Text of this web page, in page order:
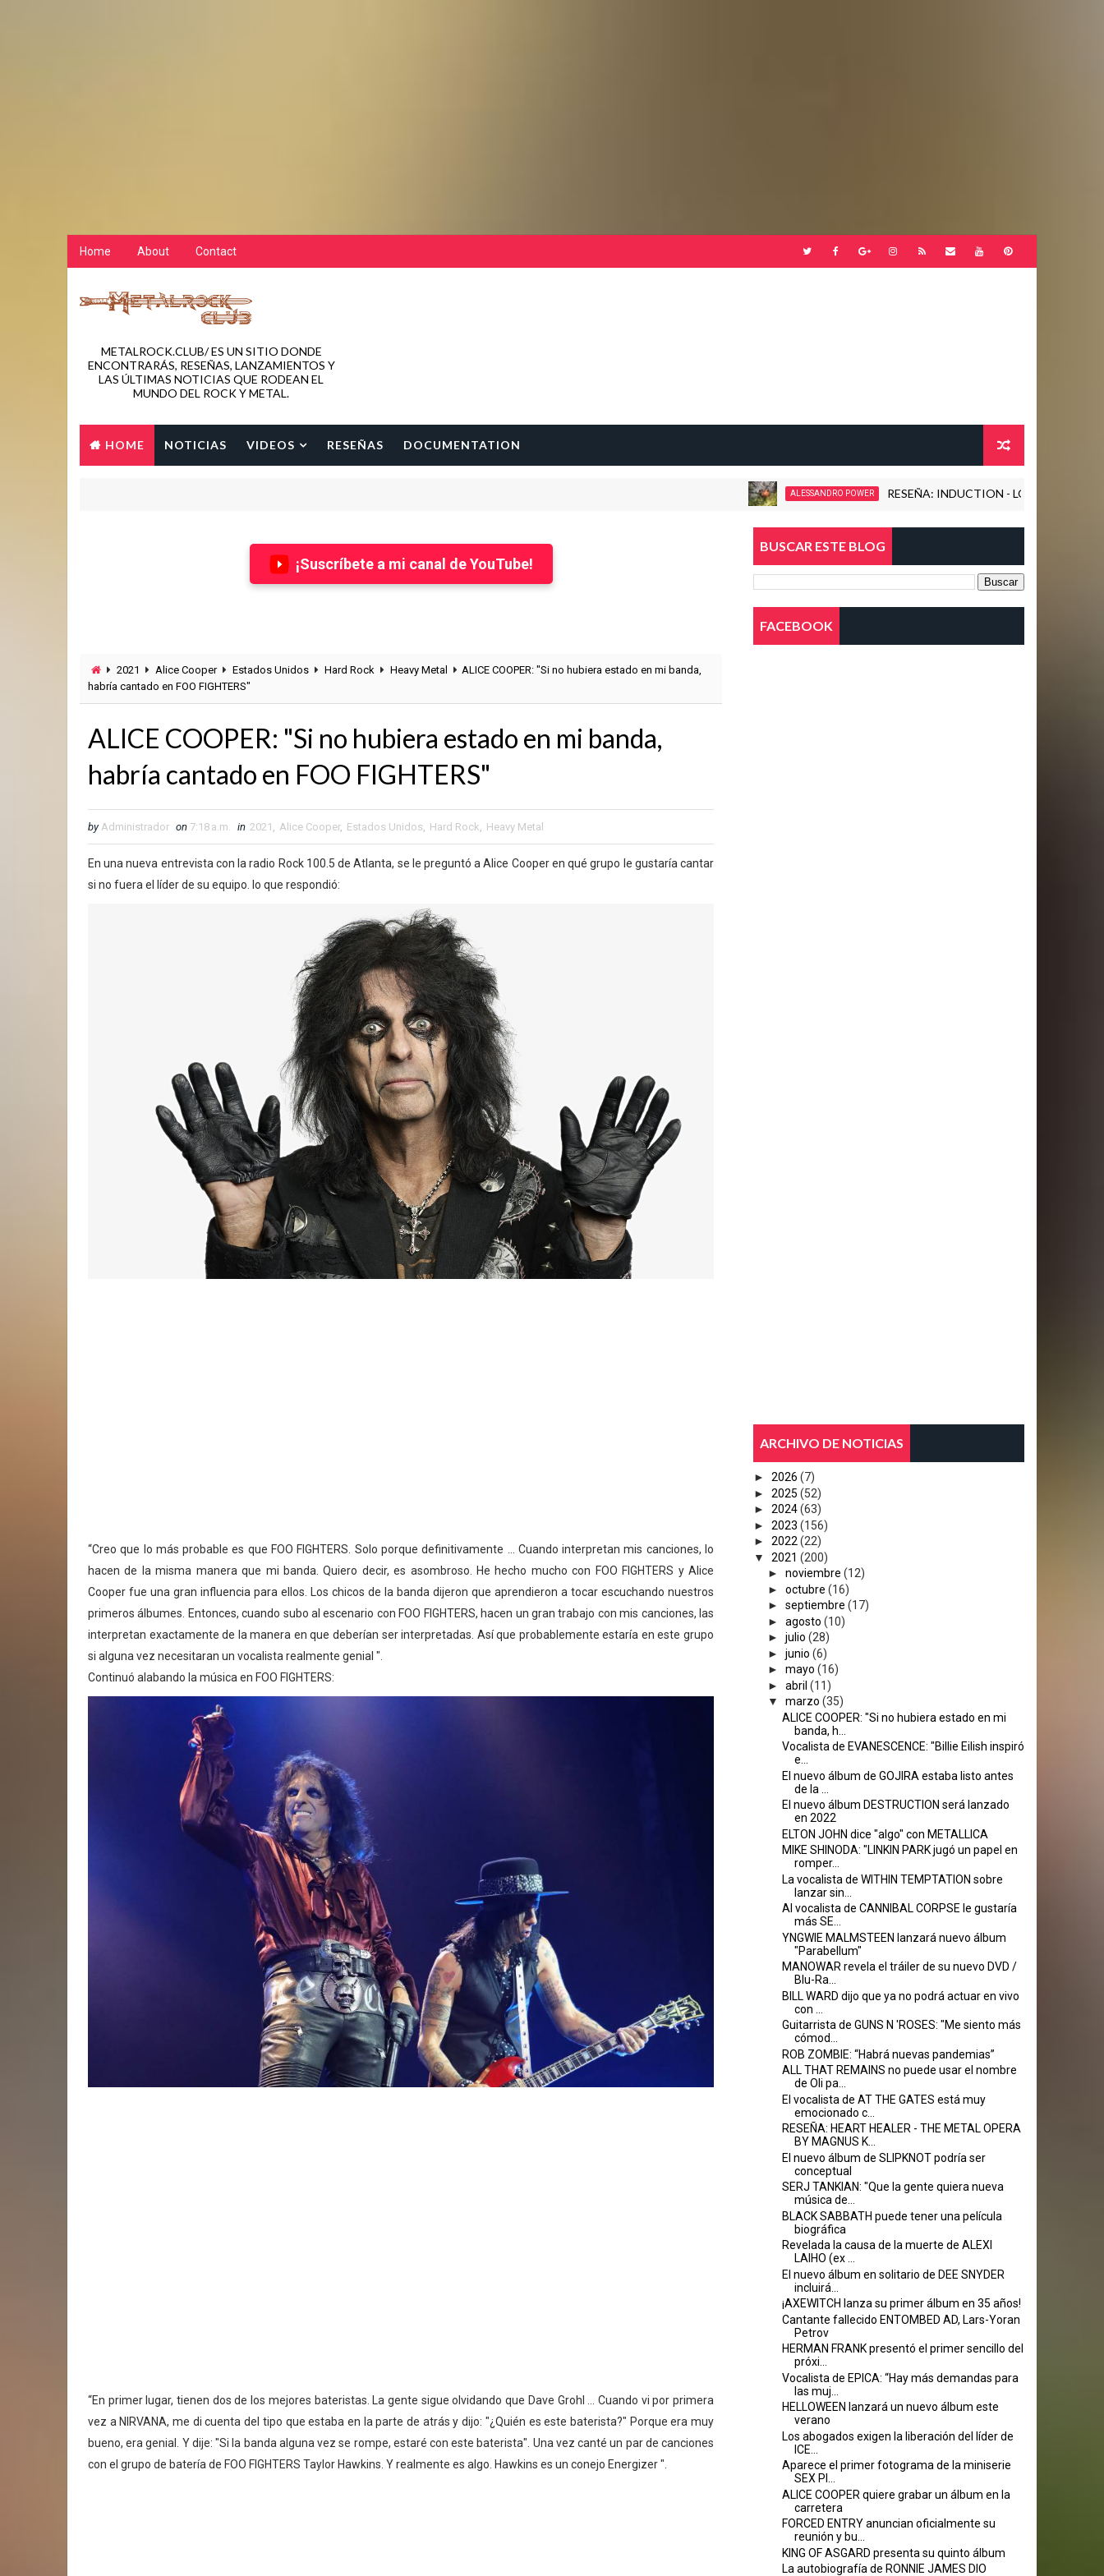
Home About Contact
METALROCK.CLUB/ ES UN SITIO DONDE
ENCONTRARÁS, RESEÑAS, LANZAMIENTOS Y
LAS ÚLTIMAS NOTICIAS QUE RODEAN EL
MUNDO DEL ROCK Y METAL.
HOME NOTICIAS VIDEOS RESEÑAS DOCUMENTATION
ALESSANDRO POWER RESEÑA: INDUCTION - LOVE KILLS! (2026)
¡Suscríbete a mi canal de YouTube!
2021 Alice Cooper Estados Unidos Hard Rock Heavy Metal
ALICE COOPER: "Si no hubiera estado en mi banda,
habría cantado en FOO FIGHTERS"
ALICE COOPER: "Si no hubiera estado en mi banda,
habría cantado en FOO FIGHTERS"
by Administrador on 7:18 a.m. in 2021 , Alice Cooper, Estados Unidos, Hard Rock, Heavy Metal
En una nueva entrevista con la radio Rock 100.5 de Atlanta, se le preguntó a Alice Cooper en qué grupo le gustaría cantar
si no fuera el líder de su equipo. lo que respondió:
“Creo que lo más probable es que FOO FIGHTERS. Solo porque definitivamente ... Cuando interpretan mis canciones, lo
hacen de la misma manera que mi banda. Quiero decir, es asombroso. He hecho mucho con FOO FIGHTERS y Alice
Cooper fue una gran influencia para ellos. Los chicos de la banda dijeron que aprendieron a tocar escuchando nuestros
primeros álbumes. Entonces, cuando subo al escenario con FOO FIGHTERS, hacen un gran trabajo con mis canciones, las
interpretan exactamente de la manera en que deberían ser interpretadas. Así que probablemente estaría en este grupo
si alguna vez necesitaran un vocalista realmente genial ".
Continuó alabando la música en FOO FIGHTERS:
“En primer lugar, tienen dos de los mejores bateristas. La gente sigue olvidando que Dave Grohl ... Cuando vi por primera
vez a NIRVANA, me di cuenta del tipo que estaba en la parte de atrás y dijo: "¿Quién es este baterista?" Porque era muy
bueno, era genial. Y dije: "Si la banda alguna vez se rompe, estaré con este baterista". Una vez canté un par de canciones
con el grupo de batería de FOO FIGHTERS Taylor Hawkins. Y realmente es algo. Hawkins es un conejo Energizer ".
BUSCAR ESTE BLOG
FACEBOOK
ARCHIVO DE NOTICIAS
► 2026 (7)
► 2025 (52)
► 2024(63)
► 2023 (156)
► 2022 (22)
▼
2021 (200)
► noviembre (12)
► octubre (16)
► septiembre (17)
► agosto (10)
► julio (28)
► junio (6)
► mayo (16)
► abril (11)
▼
marzo (35)
ALICE COOPER: "Si no hubiera estado en mi
banda, h...
Vocalista de EVANESCENCE: "Billie Eilish inspiró
e...
El nuevo álbum de GOJIRA estaba listo antes
de la ...
El nuevo álbum DESTRUCTION será lanzado
en 2022
ELTON JOHN dice "algo" con METALLICA
MIKE SHINODA: "LINKIN PARK jugó un papel en
romper...
La vocalista de WITHIN TEMPTATION sobre
lanzar sin...
Al vocalista de CANNIBAL CORPSE le gustaría
más SE...
YNGWIE MALMSTEEN lanzará nuevo álbum
"Parabellum"
MANOWAR revela el tráiler de su nuevo DVD /
Blu-Ra...
BILL WARD dijo que ya no podrá actuar en vivo
con ...
Guitarrista de GUNS N 'ROSES: "Me siento más
cómod...
ROB ZOMBIE: “Habrá nuevas pandemias”
ALL THAT REMAINS no puede usar el nombre
de Oli pa...
El vocalista de AT THE GATES está muy
emocionado c...
RESEÑA: HEART HEALER - THE METAL OPERA
BY MAGNUS K...
El nuevo álbum de SLIPKNOT podría ser
conceptual
SERJ TANKIAN: "Que la gente quiera nueva
música de...
BLACK SABBATH puede tener una película
biográfica
Revelada la causa de la muerte de ALEXI
LAIHO (ex ...
El nuevo álbum en solitario de DEE SNYDER
incluirá...
¡AXEWITCH lanza su primer álbum en 35 años!
Cantante fallecido ENTOMBED AD, Lars-Yoran
Petrov
HERMAN FRANK presentó el primer sencillo del
próxi...
Vocalista de EPICA: “Hay más demandas para
las muj...
HELLOWEEN lanzará un nuevo álbum este
verano
Los abogados exigen la liberación del líder de
ICE...
Aparece el primer fotograma de la miniserie
SEX PI...
ALICE COOPER quiere grabar un álbum en la
carretera
FORCED ENTRY anuncian oficialmente su
reunión y bu...
KING OF ASGARD presenta su quinto álbum
La autobiografía de RONNIE JAMES DIO